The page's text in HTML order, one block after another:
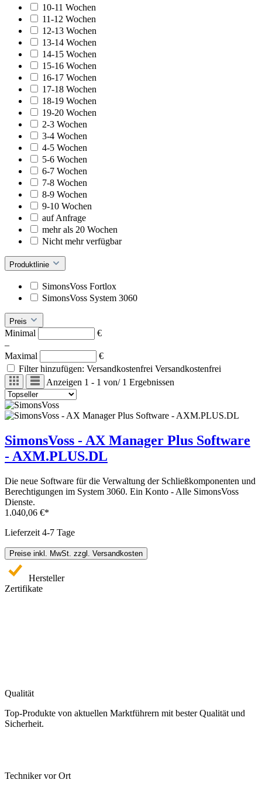
10-11 Wochen
11-12 Wochen
12-13 Wochen
13-14 Wochen
14-15 Wochen
15-16 Wochen
16-17 Wochen
17-18 Wochen
18-19 Wochen
19-20 Wochen
2-3 Wochen
3-4 Wochen
4-5 Wochen
5-6 Wochen
6-7 Wochen
7-8 Wochen
8-9 Wochen
9-10 Wochen
auf Anfrage
mehr als 20 Wochen
Nicht mehr verfügbar
Produktlinie
SimonsVoss Fortlox
SimonsVoss System 3060
Preis
Minimal
€
–
Maximal
€
Filter hinzufügen: Versandkostenfrei Versandkostenfrei
Anzeigen 1 - 1 von/1 Ergebnissen
SimonsVoss - AX Manager Plus Software
- AXM.PLUS.DL
Die neue Software für die Verwaltung der Schließkomponenten und
Berechtigungen im System 3060. Ein Konto - Alle SimonsVoss
Dienste.
1.040,06 €*
Lieferzeit 4-7 Tage
Preise inkl. MwSt. zzgl. Versandkosten
Hersteller
Zertifikate
Qualität
Top-Produkte von aktuellen Marktführern mit bester Qualität und
Sicherheit.
Techniker vor Ort